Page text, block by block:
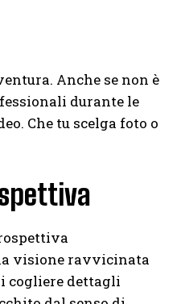
Anche se non è
durante le
Che tu scelga foto o
visione ravvicinata
cogliere dettagli